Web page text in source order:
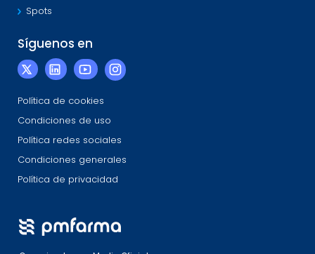
Spots
Síguenos en
Política de cookies
Condiciones de uso
Política redes sociales
Condiciones generales
Política de privacidad